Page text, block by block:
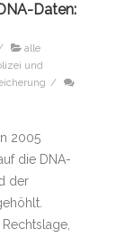
Daten:
alle
und
/
2005
die DNA-
der